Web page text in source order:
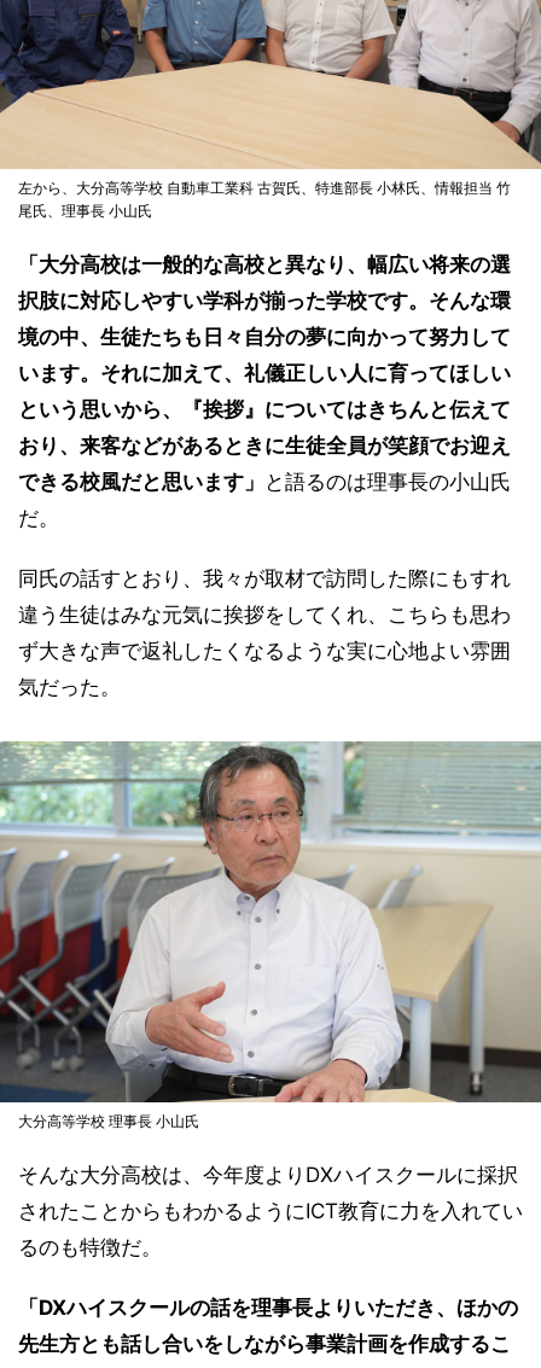
左から、大分高等学校 自動車工業科 古賀氏、特進部長 小林氏、情報担当 竹
尾氏、理事長 小山氏
「大分高校は一般的な高校と異なり、幅広い将来の選
択肢に対応しやすい学科が揃った学校です。そんな環
境の中、生徒たちも日々自分の夢に向かって努力して
います。それに加えて、礼儀正しい人に育ってほしい
という思いから、『挨拶』についてはきちんと伝えて
おり、来客などがあるときに生徒全員が笑顔でお迎え
できる校風だと思います」 と語るのは理事長の小山氏
だ。
同氏の話すとおり、我々が取材で訪問した際にもすれ
違う生徒はみな元気に挨拶をしてくれ、こちらも思わ
ず大きな声で返礼したくなるような実に心地よい雰囲
気だった。
大分高等学校 理事長 小山氏
そんな大分高校は、今年度よりDXハイスクールに採択
されたことからもわかるようにICT教育に力を入れてい
るのも特徴だ。
「DXハイスクールの話を理事長よりいただき、ほかの
先生方とも話し合いをしながら事業計画を作成するこ